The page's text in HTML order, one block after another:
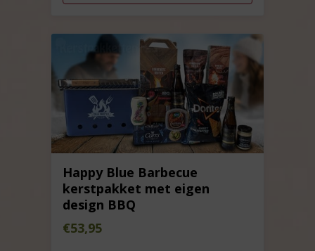
Happy Blue Barbecue
kerstpakket met eigen
design BBQ
€53,95